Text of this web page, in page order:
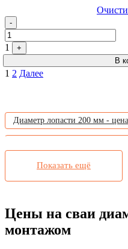
-
1
+
В
Пагинация
1 2 Далее
Диаметр лопасти 200 мм - цена
Длина лопасти 500 мм - цена
Показать ещё
Цены на сваи
монтажом